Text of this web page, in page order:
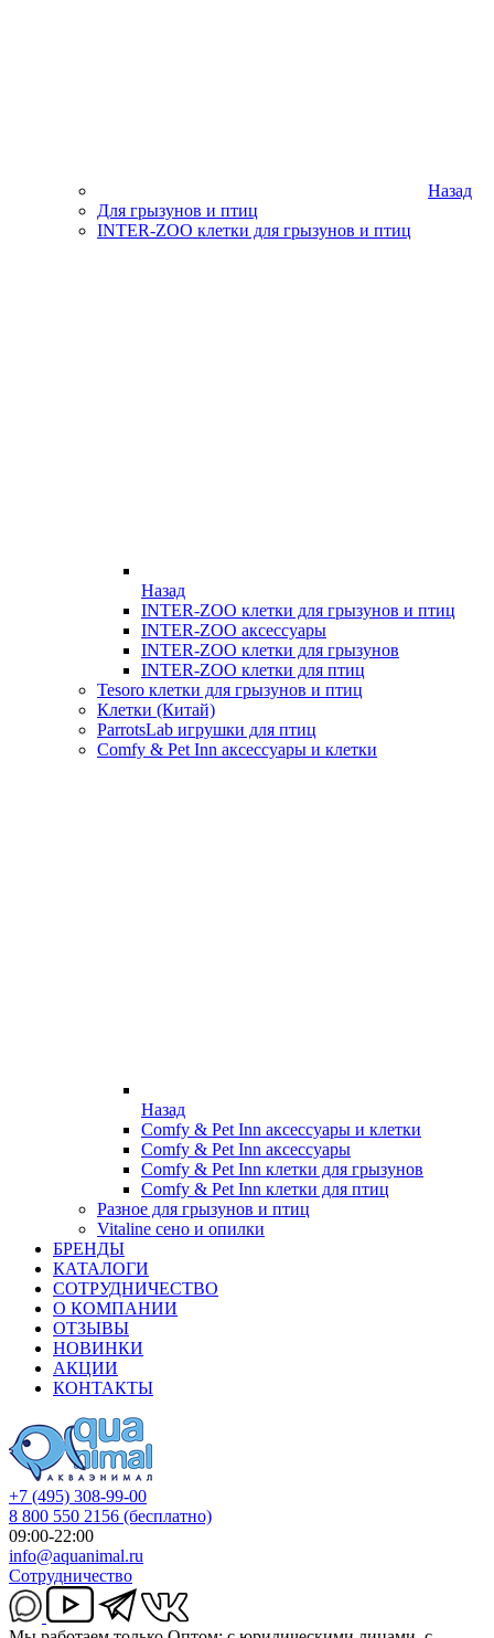
Назад
Для грызунов и птиц
INTER-ZOO клетки для грызунов и птиц
Назад
INTER-ZOO клетки для грызунов и птиц
INTER-ZOO аксессуары
INTER-ZOO клетки для грызунов
INTER-ZOO клетки для птиц
Tesoro клетки для грызунов и птиц
Клетки (Китай)
ParrotsLab игрушки для птиц
Comfy & Pet Inn аксессуары и клетки
Назад
Comfy & Pet Inn аксессуары и клетки
Comfy & Pet Inn аксессуары
Comfy & Pet Inn клетки для грызунов
Comfy & Pet Inn клетки для птиц
Разное для грызунов и птиц
Vitaline сено и опилки
БРЕНДЫ
КАТАЛОГИ
СОТРУДНИЧЕСТВО
О КОМПАНИИ
ОТЗЫВЫ
НОВИНКИ
АКЦИИ
КОНТАКТЫ
+7 (495) 308-99-00
8 800 550 2156 (бесплатно)
09:00-22:00
info@aquanimal.ru
Сотрудничество